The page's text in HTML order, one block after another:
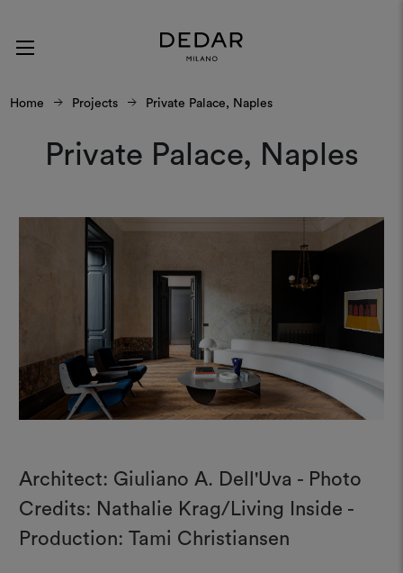
Home Projects Private Palace, Naples
Private Palace, Naples
Architect: Giuliano A. Dell'Uva - Photo
Credits: Nathalie Krag/Living Inside -
Production: Tami Christiansen